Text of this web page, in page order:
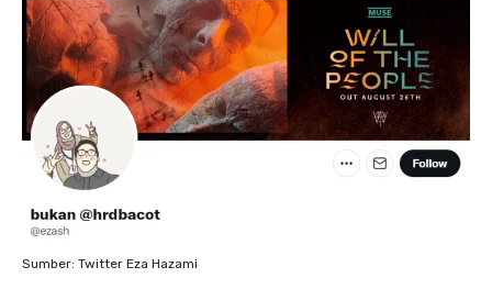
Sumber: Twitter Eza Hazami